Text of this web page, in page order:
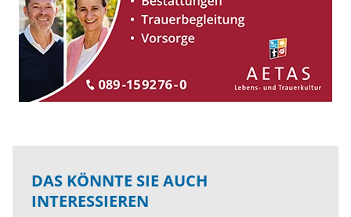
DAS KÖNNTE SIE AUCH
INTERESSIEREN